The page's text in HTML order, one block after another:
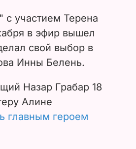
с участием Терена
в эфир вышел
свой выбор в
Инны Белень.
Назар Грабар 18
Алине
главным героем